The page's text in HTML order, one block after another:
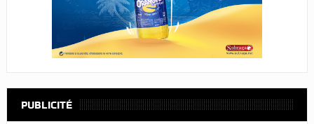
PUBLICITÉ